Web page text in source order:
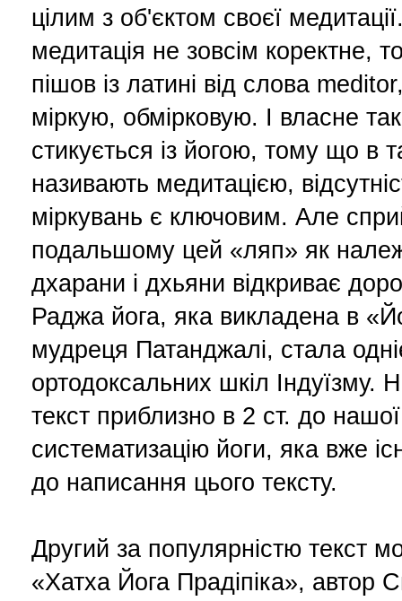
цілим з об'єктом своєї
медитація не зовсім коректне,
пішов із латині від слова
міркую, обмірковую. І власне
стикується із йогою, тому що в
називають медитацією,
міркувань є ключовим. Але
подальшому цей «ляп» як
дхарани і дхьяни відкриває
Раджа йога, яка викладена в
мудреця Патанджалі, стала
ортодоксальних шкіл Індуїзму.
текст приблизно в 2 ст. до
систематизацію йоги, яка вже
до написання цього тексту.
Другий за популярністю текст
«Хатха Йога Прадіпіка», автор